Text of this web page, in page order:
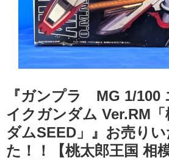
『ガンプラ MG 1/100
イクガンダム Ver.RM
ダムSEED」』お売り
た！！【桃太郎王国 相